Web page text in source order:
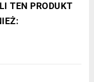
TEN PRODUKT